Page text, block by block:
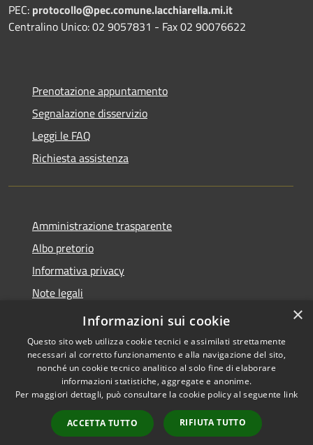
PEC: protocollo@pec.comune.lacchiarella.mi.it
Centralino Unico: 02 9057831 - Fax 02 90076622
Prenotazione appuntamento
Segnalazione disservizio
Leggi le FAQ
Richiesta assistenza
Amministrazione trasparente
Albo pretorio
Informativa privacy
Note legali
Dichiarazione di accessibilità
Accessibilità
Copyright © 2026 • Comune di
Lacchiarella • Powered by
Municipium•
Accesso
redazione
×
Informazioni sui cookie
Questo sito web utilizza cookie tecnici e assimilati strettamente
necessari al corretto funzionamento e alla navigazione del sito,
nonché un cookie tecnico analitico al solo fine di elaborare
informazioni statistiche, aggregate e anonime.
Per maggiori dettagli, può consultare la cookie policy al seguente link
ACCETTA TUTTO RIFIUTA TUTTO